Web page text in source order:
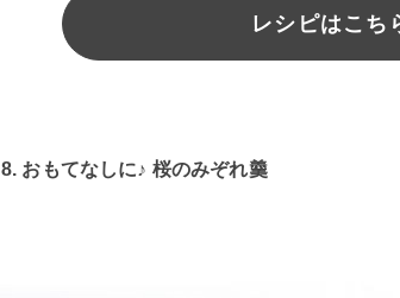
レシピはこち
8. おもてなしに♪ 桜のみぞれ羹